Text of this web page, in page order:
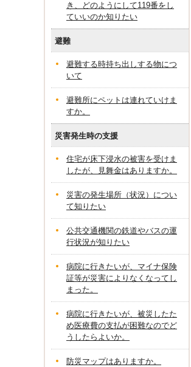
き、どのようにして119番をし
ていいのか知りたい
避難
避難する時持ち出しする物につ
いて
避難所にペットは連れていけま
すか。
災害発生時の支援
住宅が床下浸水の被害を受けま
したが、見舞金はありますか。
災害の発生場所（状況）につい
て知りたい
公共交通機関の鉄道やバスの運
行状況が知りたい
病院に行きたいが、マイナ保険
証等が災害によりなくなってし
まった。
病院に行きたいが、被災したた
め医療費の支払が困難なのでど
うしたらよいか。
防災マップはありますか。